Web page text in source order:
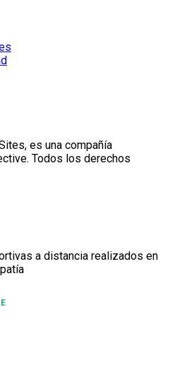
es una compañía
Todos los derechos
a distancia realizados en